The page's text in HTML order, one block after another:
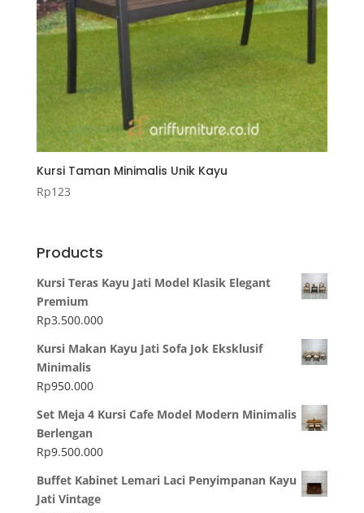
Kursi Taman Minimalis Unik Kayu
Rp123
Products
Kursi Teras Kayu Jati Model Klasik Elegant
Premium
Rp3.500.000
Kursi Makan Kayu Jati Sofa Jok Eksklusif
Minimalis
Rp950.000
Set Meja 4 Kursi Cafe Model Modern Minimalis
Berlengan
Rp9.500.000
Buffet Kabinet Lemari Laci Penyimpanan Kayu
Jati Vintage